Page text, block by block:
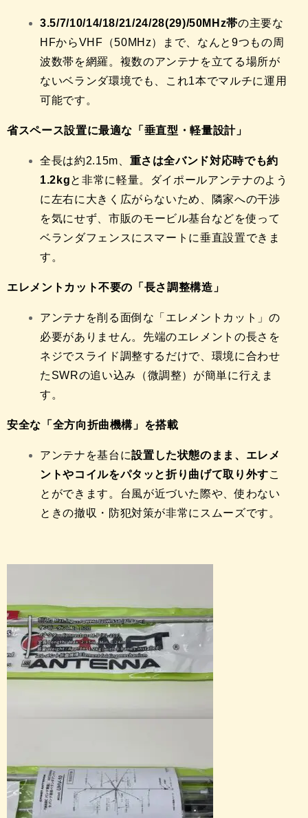
3.5/7/10/14/18/21/24/28(29)/50MHz帯の主要な
HFからVHF（50MHz）まで、 なんと9つもの周
波数帯を網羅。 複数のアンテナを立てる場所が
ないベランダ環境でも、
これ1本でマルチに運用
可能です。
省スペース設置に最適な「垂直型・軽量設計」
全長は約2.15m、 重さは全バンド対応時でも約
1.2kgと非常に軽量。
ダイポールアンテナのよう
に左右に大きく広がらないため、
隣家への干渉
を気にせず、 市販のモービル基台などを使って
ベランダフェンスにスマートに垂直設置できま
す。
エレメントカット不要の「長さ調整構造」
アンテナを削る面倒な「エレメントカット」の
必要がありません。 先端のエレメントの長さを
ネジでスライド調整するだけで、 環境に合わせ
たSWRの追い込み（微調整）が簡単に行えま
す。
安全な「全方向折曲機構」を搭載
アンテナを基台に設置した状態のまま、エレメ
ントやコイルをパタッと折り曲げて取り外すこ
とができます。 台風が近づいた際や、使わない
ときの撤収・防犯対策が非常にスムーズです。